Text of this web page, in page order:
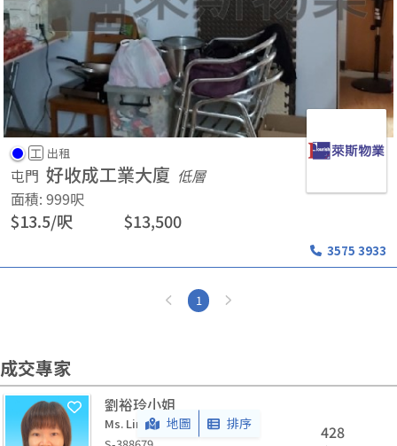
工 出租
屯門 好收成工業大廈 低層
面積: 999呎
$13.5/呎 $13,500
3575 3933
1
成交專家
劉裕玲小姐
Ms. Linda Y. L. Lau
428
地圖 排序